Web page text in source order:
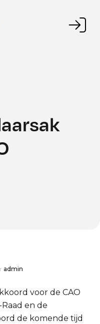
admin
voor de CAO
en de
de komende tijd